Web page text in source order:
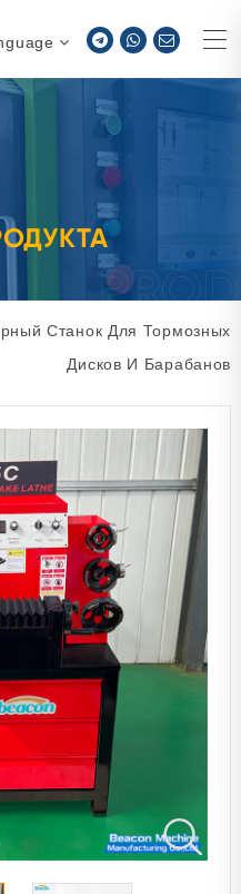
Станок Для Тормозных
Дисков И Барабанов